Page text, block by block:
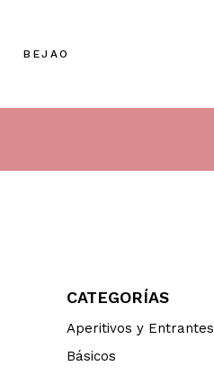
BEJAO
CATEGORÍAS
Aperitivos y Entrantes
Básicos